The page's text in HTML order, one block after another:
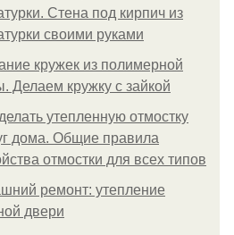
Стена под кирпич из
своими руками
кружек из полимерной
Делаем кружку с зайкой
утепленную отмостку
дома. Общие правила
отмостки для всех типов
ремонт: утепление
двери